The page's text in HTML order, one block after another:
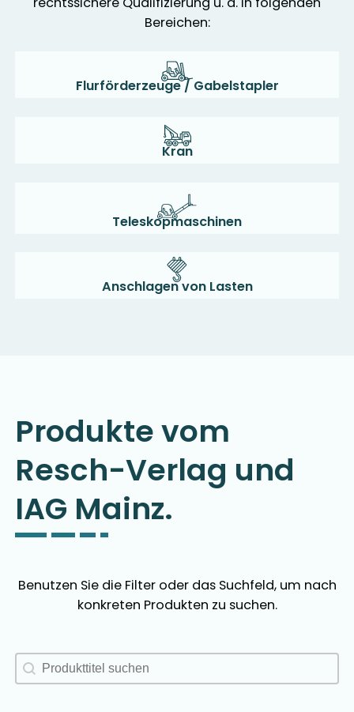
Bereichen:
Flurförderzeuge / Gabelstapler
Kran
Teleskopmaschinen
Anschlagen von Lasten
Produkte vom
Resch-Verlag und
IAG Mainz.
Benutzen Sie die Filter oder das Suchfeld, um nach
konkreten Produkten zu suchen.
Produkte Suchfeld
Search content